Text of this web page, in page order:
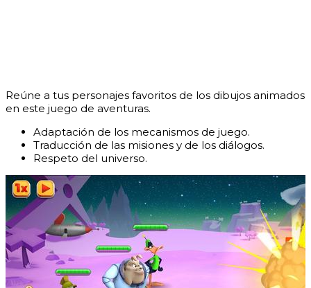
Reúne a tus personajes favoritos de los dibujos animados
en este juego de aventuras.
Adaptación de los mecanismos de juego.
Traducción de las misiones y de los diálogos.
Respeto del universo.